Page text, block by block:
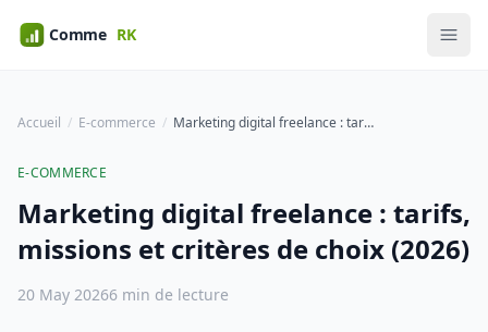
Accueil E-commerce Marketing digital freelance : tarifs, missions et critères de choix (2026)
E-COMMERCE
Marketing digital freelance : tarifs,
missions et critères de choix (2026)
20 May 20266 min de lecture